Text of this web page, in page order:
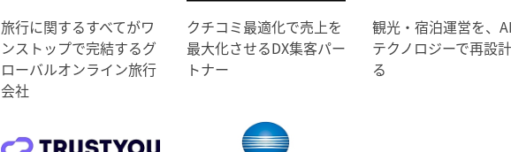
旅行に関するすべてがワ
ンストップで完結するグ
ローバルオンライン旅行
会社
クチコミ最適化で売上を
最大化させるDX集客パー
トナー
観光・宿泊運営を、
テクノロジーで再設
る